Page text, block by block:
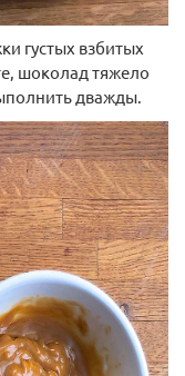
густых взбитых
шоколад тяжело
дважды.